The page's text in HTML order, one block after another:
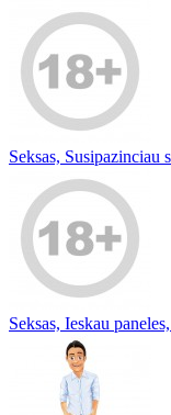
Seksas, Susipazinciau
Seksas, Ieskau